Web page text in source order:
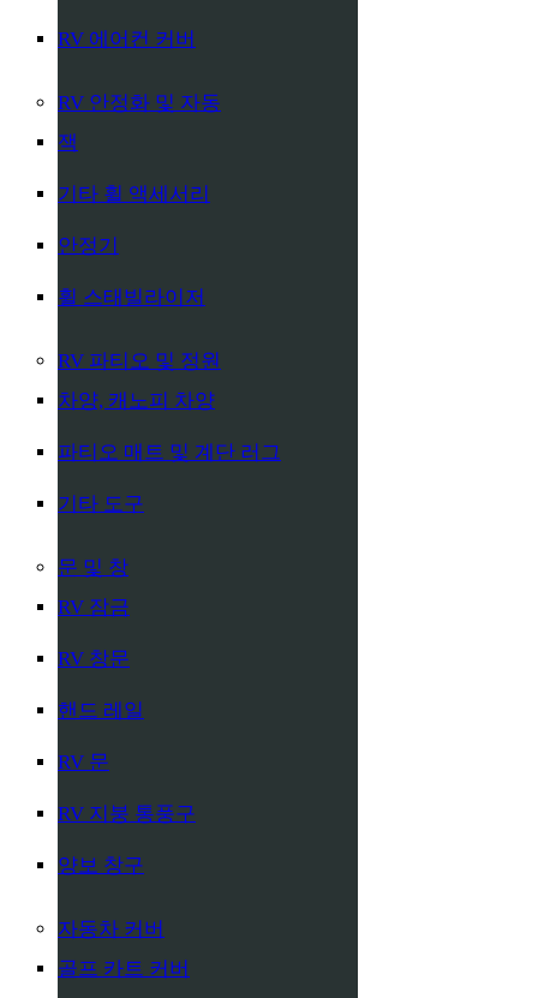
RV 에어컨 커버
RV 안정화 및 자동
잭
기타 휠 액세서리
안정기
휠 스태빌라이저
RV 파티오 및 정원
차양, 캐노피 차양
파티오 매트 및 계단 러그
기타 도구
문 및 창
RV 잠금
RV 창문
핸드 레일
RV 문
RV 지붕 통풍구
양보 창구
자동차 커버
골프 카트 커버